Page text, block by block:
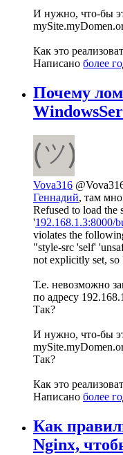
И нужно, что-бы
Как это
Написано более
Почему
Vova316
Геннадий, там
Refused to load the
'192.168.1.3:8000/
violates the
"style-src 'self'
not explicitly set, so
Т.е. невозможно
по адресу
Так?
И нужно, что-бы
Так?
Как это
Написано более
Как
Nginx,